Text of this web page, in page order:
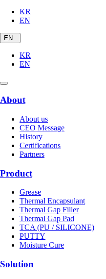
KR
EN
EN
KR
EN
About
About us
CEO Message
History
Certifications
Partners
Product
Grease
Thermal Encapsulant
Thermal Gap Filler
Thermal Gap Pad
TCA (PU / SILICONE)
PUTTY
Moisture Cure
Solution